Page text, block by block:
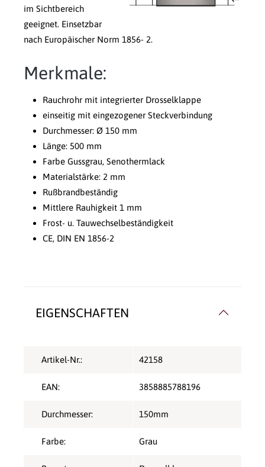
im Sichtbereich
geeignet. Einsetzbar
nach Europäischer Norm 1856- 2.
Merkmale:
Rauchrohr mit integrierter Drosselklappe
einseitig mit eingezogener Steckverbindung
Durchmesser: Ø 150 mm
Länge: 500 mm
Farbe Gussgrau, Senothermlack
Materialstärke: 2 mm
Rußbrandbeständig
Mittlere Rauhigkeit 1 mm
Frost- u. Tauwechselbeständigkeit
CE, DIN EN 1856-2
EIGENSCHAFTEN
Artikel-Nr.: 42158
EAN: 3858885788196
Durchmesser: 150mm
Farbe: Grau